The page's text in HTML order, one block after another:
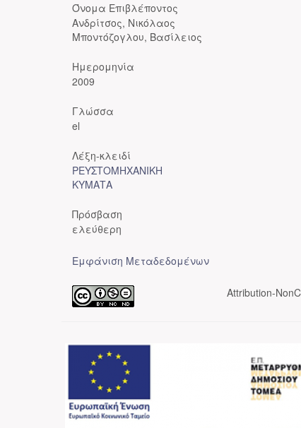
Όνομα Επιβλέποντος
Ανδρίτσος, Νικόλαος
Μποντόζογλου, Βασίλειος
Ημερομηνία
2009
Γλώσσα
el
Λέξη-κλειδί
ΡΕΥΣΤΟΜΗΧΑΝΙΚΗ
ΚΥΜΑΤΑ
Πρόσβαση
ελεύθερη
Εμφάνιση Μεταδεδομένων
Attribution-